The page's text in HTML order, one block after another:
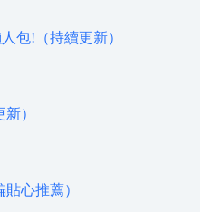
包!（持續更新）
）
心推薦）